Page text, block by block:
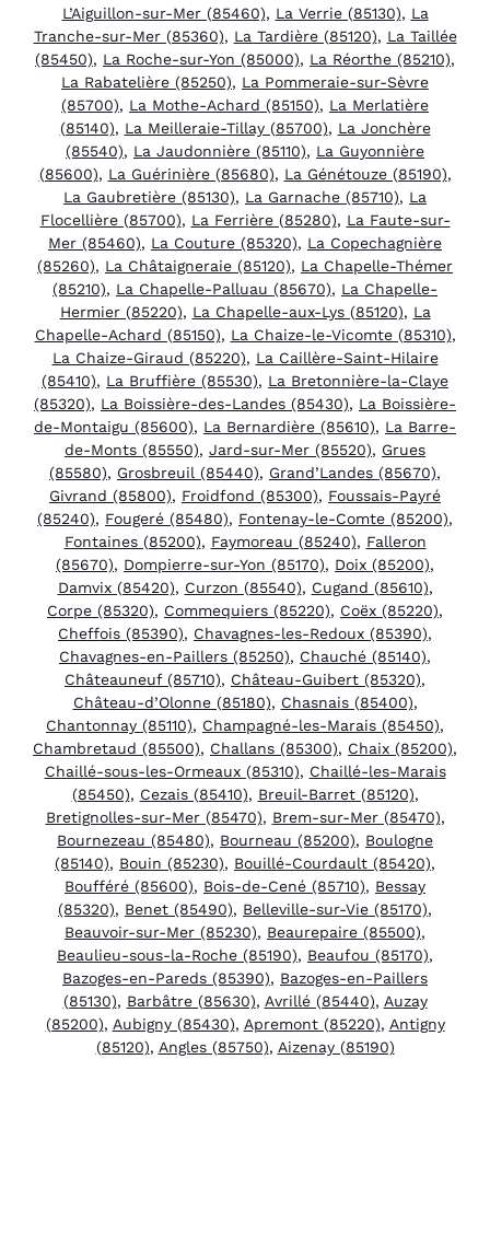
L’Aiguillon-sur-Mer (85460), La Verrie (85130), La
Tranche-sur-Mer (85360), La Tardière (85120), La Taillée
(85450), La Roche-sur-Yon (85000), La Réorthe (85210),
La Rabatelière (85250), La Pommeraie-sur-Sèvre
(85700), La Mothe-Achard (85150), La Merlatière
(85140), La Meilleraie-Tillay (85700), La Jonchère
(85540), La Jaudonnière (85110), La Guyonnière
(85600), La Guérinière (85680), La Génétouze (85190),
La Gaubretière (85130), La Garnache (85710), La
Flocellière (85700), La Ferrière (85280), La Faute-sur-
Mer (85460), La Couture (85320), La Copechagnière
(85260), La Châtaigneraie (85120), La Chapelle-Thémer
(85210), La Chapelle-Palluau (85670), La Chapelle-
Hermier (85220), La Chapelle-aux-Lys (85120), La
Chapelle-Achard (85150), La Chaize-le-Vicomte (85310),
La Chaize-Giraud (85220), La Caillère-Saint-Hilaire
(85410), La Bruffière (85530), La Bretonnière-la-Claye
(85320), La Boissière-des-Landes (85430), La Boissière-
de-Montaigu (85600), La Bernardière (85610), La Barre-
de-Monts (85550), Jard-sur-Mer (85520), Grues
(85580), Grosbreuil (85440), Grand’Landes (85670),
Givrand (85800), Froidfond (85300), Foussais-Payré
(85240), Fougeré (85480), Fontenay-le-Comte (85200),
Fontaines (85200), Faymoreau (85240), Falleron
(85670), Dompierre-sur-Yon (85170), Doix (85200),
Damvix (85420), Curzon (85540), Cugand (85610),
Corpe (85320), Commequiers (85220), Coëx (85220),
Cheffois (85390), Chavagnes-les-Redoux (85390),
Chavagnes-en-Paillers (85250), Chauché (85140),
Châteauneuf (85710), Château-Guibert (85320),
Château-d’Olonne (85180), Chasnais (85400),
Chantonnay (85110), Champagné-les-Marais (85450),
Chambretaud (85500), Challans (85300), Chaix (85200),
Chaillé-sous-les-Ormeaux (85310), Chaillé-les-Marais
(85450), Cezais (85410), Breuil-Barret (85120),
Bretignolles-sur-Mer (85470), Brem-sur-Mer (85470),
Bournezeau (85480), Bourneau (85200), Boulogne
(85140), Bouin (85230), Bouillé-Courdault (85420),
Boufféré (85600), Bois-de-Cené (85710), Bessay
(85320), Benet (85490), Belleville-sur-Vie (85170),
Beauvoir-sur-Mer (85230), Beaurepaire (85500),
Beaulieu-sous-la-Roche (85190), Beaufou (85170),
Bazoges-en-Pareds (85390), Bazoges-en-Paillers
(85130), Barbâtre (85630), Avrillé (85440), Auzay
(85200), Aubigny (85430), Apremont (85220), Antigny
(85120), Angles (85750), Aizenay (85190)